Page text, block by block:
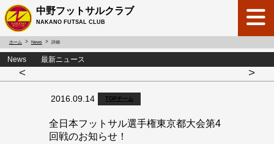
中野フットサルクラブ
NAKANO FUTSAL CLUB
ホーム News 詳細
News 最新ニュース
< >
2016.09.14 TOPチーム
全日本フットサル選手権東京都大会第4
回戦のお知らせ！